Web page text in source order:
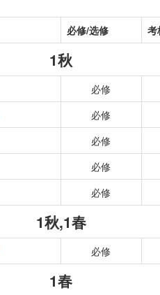
必修/选修 考
1秋
必修
必修
必修
必修
必修
1秋,1春
必修
1春